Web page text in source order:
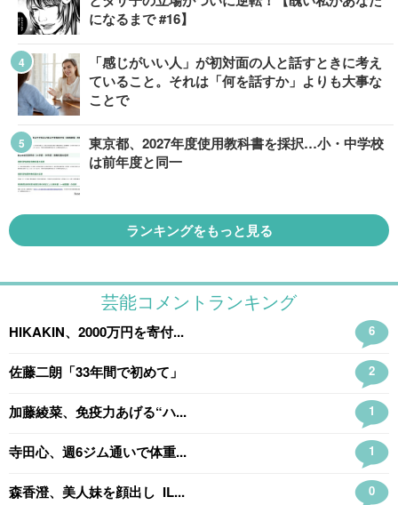
になるまで #16】
「感じがいい人」が初対面の人と話すときに考え
ていること。それは「何を話すか」よりも大事な
ことで
東京都、2027年度使用教科書を採択…小・中学校
は前年度と同一
ランキングをもっと見る